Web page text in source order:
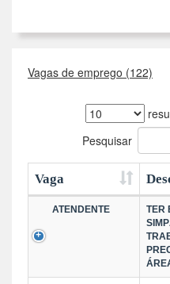
Vagas de emprego (122)
Pesquisar
Vaga
ATENDENTE
TER